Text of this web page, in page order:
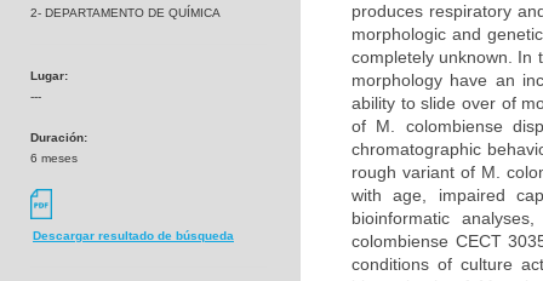
2- DEPARTAMENTO DE QUÍMICA
Lugar:
---
Duración:
6 meses
Descargar resultado de búsqueda
produces respiratory
morphologic and
completely unknown. In
morphology have an
ability to slide over of
of M. colombiense
chromatographic
rough variant of M.
with age, impaired
bioinformatic
colombiense CECT
conditions of culture